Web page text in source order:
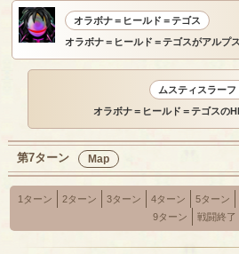
オラボナ＝ヒールド＝テゴス
オラボナ＝ヒールド＝テゴスがアルプ
ムスティスラー
オラボナ＝ヒールド＝テゴスの
第7ターン Map
1ターン 2ターン 3ターン 4ターン 5ターン
9ターン
戦闘終了